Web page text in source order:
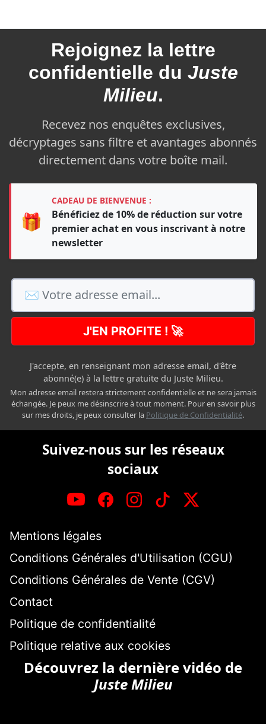
Rejoignez la lettre
confidentielle du Juste
Milieu.
Recevez nos enquêtes exclusives,
décryptages sans filtre et avantages abonnés
directement dans votre boîte mail.
🎁
CADEAU DE BIENVENUE :
Bénéficiez de 10% de réduction sur votre
premier achat en vous inscrivant à notre
newsletter
J'EN PROFITE ! 🚀
J'accepte, en renseignant mon adresse email, d'être
abonné(e) à la lettre gratuite du Juste Milieu.
Mon adresse email restera strictement confidentielle et ne sera jamais
échangée. Je peux me désinscrire à tout moment. Pour en savoir plus
sur mes droits, je peux consulter la Politique de Confidentialité.
Suivez-nous sur les réseaux
sociaux
Mentions légales
Conditions Générales d'Utilisation (CGU)
Conditions Générales de Vente (CGV)
Contact
Politique de confidentialité
Politique relative aux cookies
Découvrez la dernière vidéo de
Juste Milieu